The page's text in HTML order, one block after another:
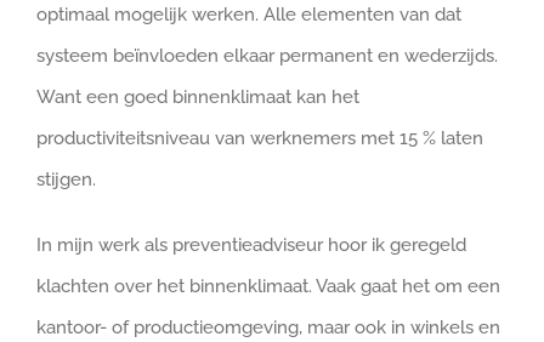
optimaal mogelijk werken. Alle elementen van dat
systeem beïnvloeden elkaar permanent en wederzijds.
Want een goed binnenklimaat kan het
productiviteitsniveau van werknemers met 15 % laten
stijgen.
In mijn werk als preventieadviseur hoor ik geregeld
klachten over het binnenklimaat. Vaak gaat het om een
kantoor- of productieomgeving, maar ook in winkels en